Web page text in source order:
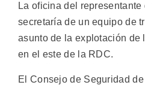
La oficina del
secretaría de un equipo de
asunto de la explotación de
en el este de la RDC.
El Consejo de Seguridad